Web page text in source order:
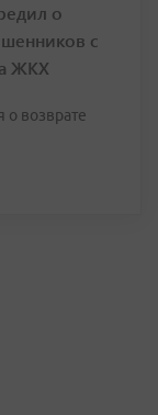
о
с
ЖКХ
возврате